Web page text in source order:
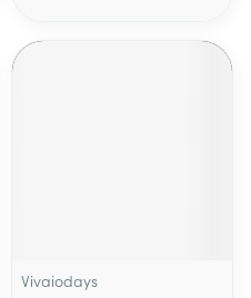
Vivaiodays